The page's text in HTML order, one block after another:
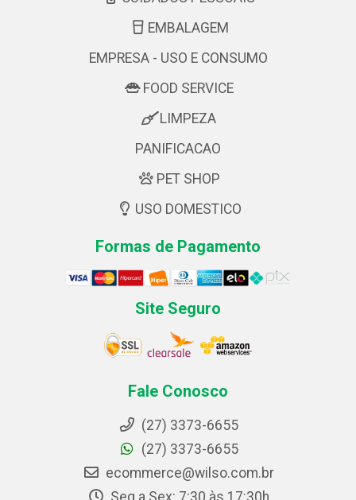
EMBALAGEM
EMPRESA - USO E CONSUMO
FOOD SERVICE
LIMPEZA
PANIFICACAO
PET SHOP
USO DOMESTICO
Formas de Pagamento
Site Seguro
Fale Conosco
(27) 3373-6655
(27) 3373-6655
ecommerce@wilso.com.br